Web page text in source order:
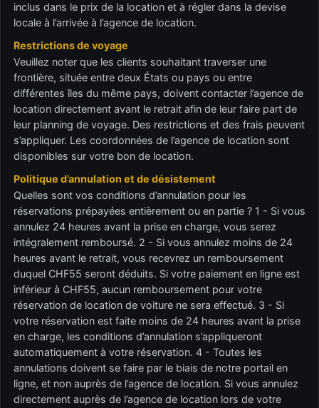
inclus dans le prix de la location et à régler dans la devise
locale à l’arrivée à l’agence de location.
Restrictions de voyage
Veuillez noter que les clients souhaitant traverser une
frontière, située entre deux États ou pays ou entre
différentes îles du même pays, doivent contacter l’agence de
location directement avant le retrait afin de leur faire part de
leur planning de voyage. Des restrictions et des frais peuvent
s’appliquer. Les coordonnées de l’agence de location sont
disponibles sur votre bon de location.
Politique d’annulation et de désistement
Quelles sont vos conditions d’annulation pour les
réservations prépayées entièrement ou en partie ? 1 - Si vous
annulez 24 heures avant la prise en charge, vous serez
intégralement remboursé. 2 - Si vous annulez moins de 24
heures avant le retrait, vous recevrez un remboursement
duquel CHF55 seront déduits. Si votre paiement en ligne est
inférieur à CHF55, aucun remboursement pour votre
réservation de location de voiture ne sera effectué. 3 - Si
votre réservation est faite moins de 24 heures avant la prise
en charge, les conditions d’annulation s’appliqueront
automatiquement à votre réservation. 4 - Toutes les
annulations doivent se faire par le biais de notre portail en
ligne, et non auprès de l’agence de location. Si vous annulez
directement auprès de l’agence de location lors de votre